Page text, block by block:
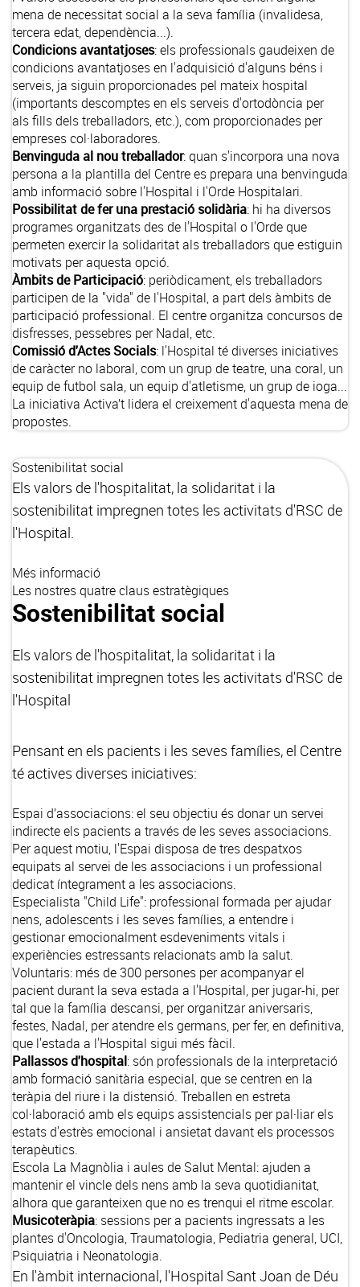
mena de necessitat social a la seva família (invalidesa,
tercera edat, dependència...).
Condicions avantatjoses: els professionals gaudeixen de
condicions avantatjoses en l'adquisició d'alguns béns i
serveis, ja siguin proporcionades pel mateix hospital
(importants descomptes en els serveis d'ortodòncia per
als fills dels treballadors, etc.), com proporcionades per
empreses col·laboradores.
Benvinguda al nou treballador: quan s'incorpora una nova
persona a la plantilla del Centre es prepara una benvinguda
amb informació sobre l'Hospital i l'Orde Hospitalari.
Possibilitat de fer una prestació solidària: hi ha diversos
programes organitzats des de l'Hospital o l'Orde que
permeten exercir la solidaritat als treballadors que estiguin
motivats per aquesta opció.
Àmbits de Participació: periòdicament, els treballadors
participen de la "vida" de l'Hospital, a part dels àmbits de
participació professional. El centre organitza concursos de
disfresses, pessebres per Nadal, etc.
Comissió d'Actes Socials: l'Hospital té diverses iniciatives
de caràcter no laboral, com un grup de teatre, una coral, un
equip de futbol sala, un equip d'atletisme, un grup de ioga...
La iniciativa Activa’t lidera el creixement d'aquesta mena de
propostes.
Sostenibilitat social
Els valors de l'hospitalitat, la solidaritat i la
sostenibilitat impregnen totes les activitats d'RSC de
l'Hospital.
Més informació
Les nostres quatre claus estratègiques
Sostenibilitat social
Els valors de l'hospitalitat, la solidaritat i la
sostenibilitat impregnen totes les activitats d'RSC de
l'Hospital
Pensant en els pacients i les seves famílies, el Centre
té actives diverses iniciatives:
Espai d’associacions: el seu objectiu és donar un servei
indirecte els pacients a través de les seves associacions.
Per aquest motiu, l'Espai disposa de tres despatxos
equipats al servei de les associacions i un professional
dedicat íntegrament a les associacions.
Especialista "Child Life": professional formada per ajudar
nens, adolescents i les seves famílies, a entendre i
gestionar emocionalment esdeveniments vitals i
experiències estressants relacionats amb la salut.
Voluntaris: més de 300 persones per acompanyar el
pacient durant la seva estada a l'Hospital, per jugar-hi, per
tal que la família descansi, per organitzar aniversaris,
festes, Nadal, per atendre els germans, per fer, en definitiva,
que l'estada a l'Hospital sigui més fàcil.
Pallassos d'hospital: són professionals de la interpretació
amb formació sanitària especial, que se centren en la
teràpia del riure i la distensió. Treballen en estreta
col·laboració amb els equips assistencials per pal·liar els
estats d'estrès emocional i ansietat davant els processos
terapèutics.
Escola La Magnòlia i aules de Salut Mental: ajuden a
mantenir el vincle dels nens amb la seva quotidianitat,
alhora que garanteixen que no es trenqui el ritme escolar.
Musicoteràpia: sessions per a pacients ingressats a les
plantes d'Oncologia, Traumatologia, Pediatria general, UCI,
Psiquiatria i Neonatologia.
En l'àmbit internacional, l'Hospital Sant Joan de Déu